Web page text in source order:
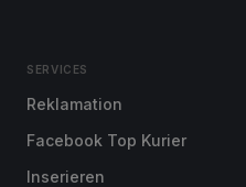
SERVICES
Reklamation
Facebook Top Kurier
Inserieren